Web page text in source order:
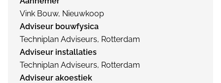
Vink Bouw, Nieuwkoop
Adviseur bouwfysica
Techniplan Adviseurs, Rotterdam
Adviseur installaties
Techniplan Adviseurs, Rotterdam
Adviseur akoestiek